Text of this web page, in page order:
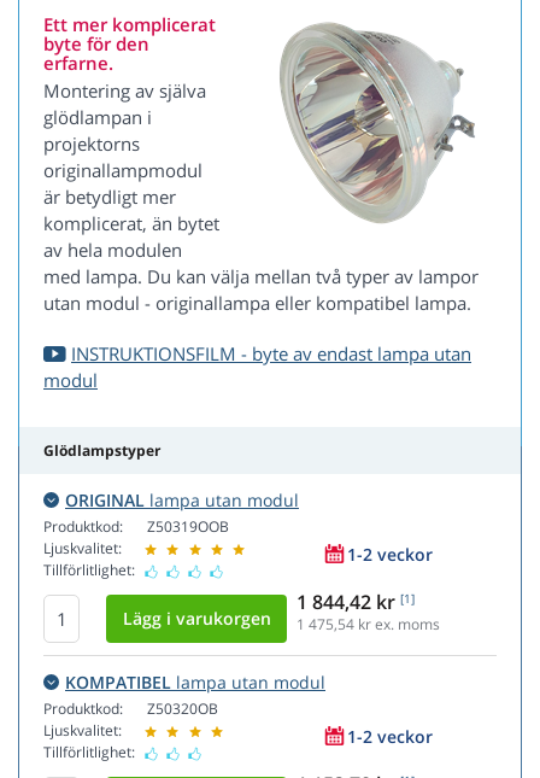
Ett mer komplicerat
byte för den
erfarne.
Montering av själva
glödlampan i
projektorns
originallampmodul
är betydligt mer
komplicerat, än bytet
av hela modulen
med lampa. Du kan välja mellan två typer av lampor
utan modul - originallampa eller kompatibel lampa.
INSTRUKTIONSFILM - byte av endast lampa utan
modul
Glödlampstyper
ORIGINAL lampa utan modul
Produktkod:
Ljuskvalitet:
Tillförlitlighet:
Z50319OOB
1-2 veckor
1 844,42 kr [1]
1 475,54 kr ex. moms
KOMPATIBEL lampa utan modul
Produktkod:
Ljuskvalitet:
Tillförlitlighet:
Z50320OB
1-2 veckor